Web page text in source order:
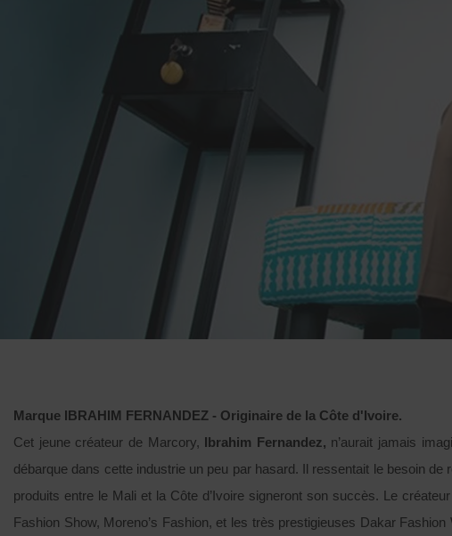
Marque IBRAHIM FERNANDEZ - Originaire de la Côte d'Ivoire.
Cet jeune créateur de Marcory, Ibrahim Fernandez, n’aurait jamais
débarque dans cette industrie un peu par hasard. Il ressentait le besoin
produits entre le Mali et la Côte d’Ivoire signeront son succès. Le
Fashion Show, Moreno’s Fashion, et les très prestigieuses Dakar